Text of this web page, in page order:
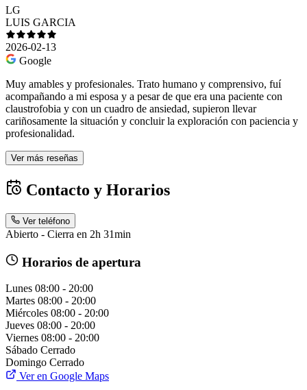
LG
LUIS GARCIA
2026-02-13
Google
Muy amables y profesionales. Trato humano y comprensivo, fuí
acompañando a mi esposa y a pesar de que era una paciente con
claustrofobia y con un cuadro de ansiedad, supieron llevar
cariñosamente la situación y concluir la exploración con paciencia y
profesionalidad.
Ver más reseñas
Contacto y Horarios
Ver teléfono
Abierto - Cierra en 2h 31min
Horarios de apertura
Lunes 08:00 - 20:00
Martes 08:00 - 20:00
Miércoles 08:00 - 20:00
Jueves 08:00 - 20:00
Viernes 08:00 - 20:00
Sábado Cerrado
Domingo Cerrado
Ver en Google Maps